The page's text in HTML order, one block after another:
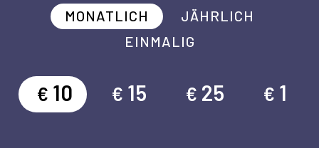
MONATLICH
JÄHRLICH
EINMALIG
€ 10 € 15 € 25 € 1